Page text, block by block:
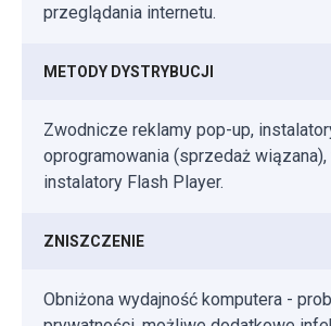
przeglądania internetu.
METODY DYSTRYBUCJI
Zwodnicze reklamy pop-up,
oprogramowania (sprzedaż wiązana),
instalatory Flash Player.
ZNISZCZENIE
Obniżona wydajność komputera -